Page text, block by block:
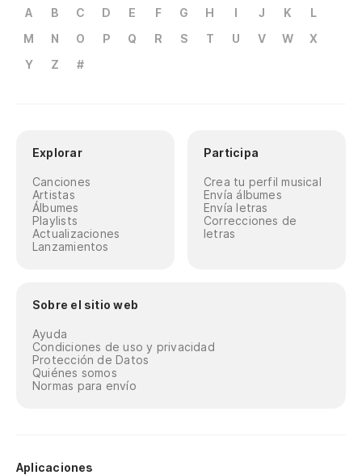
A B C D E F G H I J K
L
M
N O P Q R S T U V W
X
Y
Z #
Explorar
Canciones
Artistas
Álbumes
Playlists
Actualizaciones
Lanzamientos
Participa
Crea tu perfil musical
Envía álbumes
Envía letras
Correcciones de
letras
Sobre el sitio web
Ayuda
Condiciones de uso y privacidad
Protección de Datos
Quiénes somos
Normas para envío
Aplicaciones